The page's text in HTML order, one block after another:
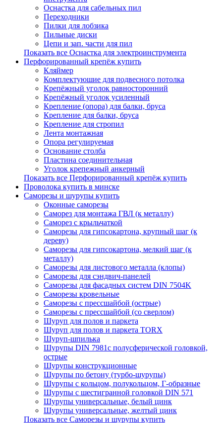
Оснастка для сабельных пил
Переходники
Пилки для лобзика
Пильные диски
Цепи и зап. части для пил
Показать все Оснастка для электроинструмента
Перфорированный крепёж купить
Кляймер
Комплектуюшие для подвесного потолка
Крепёжный уголок равносторонний
Крепёжный уголок усиленный
Крепление (опора) для балки, бруса
Крепление для балки, бруса
Крепление для стропил
Лента монтажная
Опора регулируемая
Основание столба
Пластина соединительная
Уголок крепежный анкерный
Показать все Перфорированный крепёж купить
Проволока купить в минске
Саморезы и шурупы купить
Оконные саморезы
Саморез для монтажа ГВЛ (к металлу)
Саморез с крыльчаткой
Саморезы для гипсокартона, крупный шаг (к
дереву)
Саморезы для гипсокартона, мелкий шаг (к
металлу)
Саморезы для листового металла (клопы)
Саморезы для сэндвич-панелей
Саморезы для фасадных систем DIN 7504K
Саморезы кровельные
Саморезы с прессшайбой (острые)
Саморезы с прессшайбой (со сверлом)
Шуруп для полов и паркета
Шуруп для полов и паркета TORX
Шуруп-шпилька
Шурупы DIN 7981с полусферической головкой,
острые
Шурупы конструкционные
Шурупы по бетону (турбо-шурупы)
Шурупы с кольцом, полукольцом, Г-образные
Шурупы с шестигранной головкой DIN 571
Шурупы универсальные, белый цинк
Шурупы универсальные, желтый цинк
Показать все Саморезы и шурупы купить